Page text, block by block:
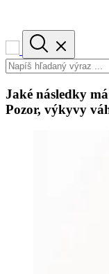
Jaké následky
Pozor, výkyvy